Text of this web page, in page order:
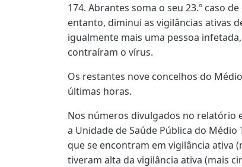
174. Abrantes soma o seu 23.º caso
entanto, diminui as vigilâncias ativas
igualmente mais uma pessoa
contraíram o vírus.
Os restantes nove concelhos do
últimas horas.
Nos números divulgados no relatório
a Unidade de Saúde Pública do
que se encontram em vigilância ativa
tiveram alta da vigilância ativa (mais